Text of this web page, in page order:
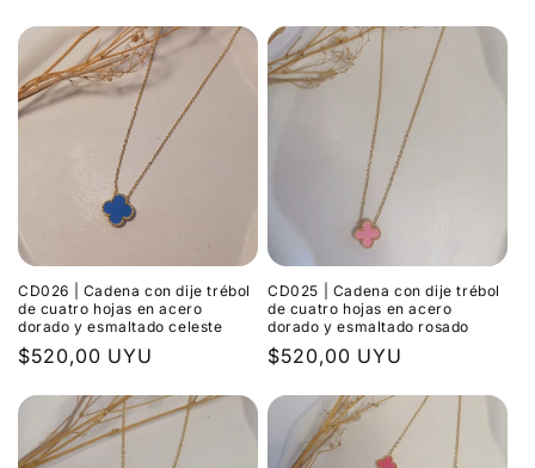
CD026 | Cadena con dije trébol
de cuatro hojas en acero
dorado y esmaltado celeste
Precio
$520,00 UYU
CD025 | Cadena con dije trébol
de cuatro hojas en acero
dorado y esmaltado rosado
Precio
$520,00 UYU